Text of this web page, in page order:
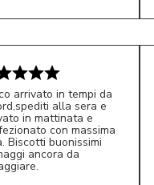
arrivato in tempi da
alla sera e
in mattinata e
con massima
Biscotti buonissimi
ancora da